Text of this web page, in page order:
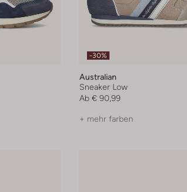
-30%
Australian
Sneaker Low
Ab € 90,99
+ mehr farben